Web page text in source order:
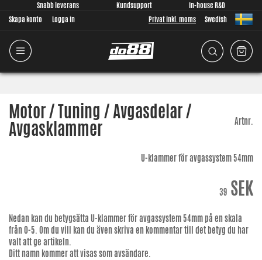
Snabb leverans Kundsupport
In-house R&D
Skapa konto
Logga in Privat Inkl. moms Swedish
Motor / Tuning / Avgasdelar /
Avgasklammer Artnr.
U-klammer för avgassystem 54mm
39 SEK
Nedan kan du betygsätta U-klammer för avgassystem 54mm på en skala
från 0-5. Om du vill kan du även skriva en kommentar till det betyg du har
valt att ge artikeln.
Ditt namn kommer att visas som avsändare.